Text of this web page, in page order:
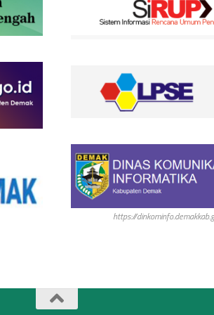
https://